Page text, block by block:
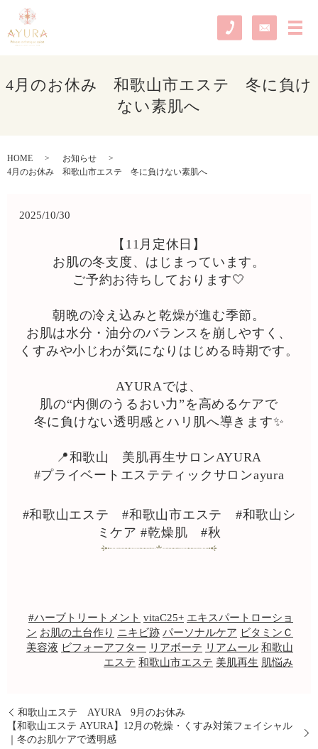
メ
4月のお休み 和歌山市エステ 冬に負け
ない素肌へ
HOME
お知らせ
4月のお休み 和歌山市エステ 冬に負けない素肌へ
2025/10/30
【11月定休日】
お肌の冬支度、はじまっています。
ご予約お待ちしております🤍
朝晩の冷え込みと乾燥が進む季節。
お肌は水分・油分のバランスを崩しやすく、
くすみや小じわが気になりはじめる時期です。
AYURAでは、
肌の“内側のうるおい力”を高めるケアで
冬に負けない透明感とハリ肌へ導きます✨
📍和歌山 美肌再生サロンAYURA
#プライベートエステティックサロンayura
#和歌山エステ #和歌山市エステ
#和歌山シ
ミケア #乾燥肌 #秋
#ハーブトリートメント vitaC25+ エキスパートローショ
ン お肌の土台作り ニキビ跡 パーソナルケア ビタミンＣ
美容液 ビフォーアフター リアボーテ リアムール 和歌山
エステ 和歌山市エステ 美肌再生 肌悩み
和歌山エステ AYURA 9月のお休み
【和歌山エステ AYURA】12月の乾燥・くすみ対策フェイシャル
｜冬のお肌ケアで透明感